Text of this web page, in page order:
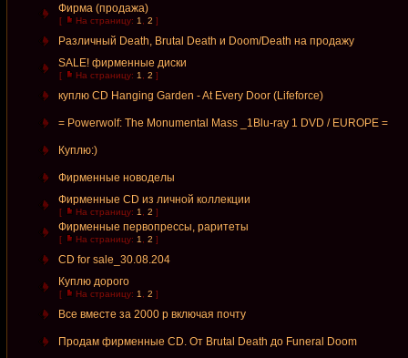
Фирма (продажа)
[ На страницу: 1 2 ]
Различный Death, Brutal Death и Doom/Death на продажу
SALE! фирменные диски
[ На страницу: 1 2 ]
куплю CD Hanging Garden - At Every Door (Lifeforce)
= Powerwolf: The Monumental Mass _1Blu-ray 1 DVD / EUROPE =
Куплю:)
Фирменные новоделы
Фирменные CD из личной коллекции
[ На страницу: 1 2 ]
Фирменные первопрессы, раритеты
[ На страницу: 1 2 ]
CD for sale_30.08.204
Куплю дорого
[ На страницу: 1 2 ]
Все вместе за 2000 р включая почту
Продам фирменные CD. От Brutal Death до Funeral Doom